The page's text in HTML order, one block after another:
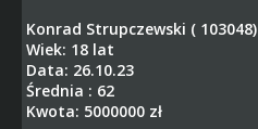
Konrad Strupczewski ( 103048)
Wiek: 18 lat
Data: 26.10.23
Średnia : 62
Kwota: 5000000 zł